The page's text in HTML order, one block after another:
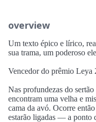
overview
Um texto épico e lírico,
sua trama, um poderoso
Vencedor do prêmio Leya
Nas profundezas do
encontram uma velha e
cama da avó. Ocorre
estarão ligadas ― a ponto